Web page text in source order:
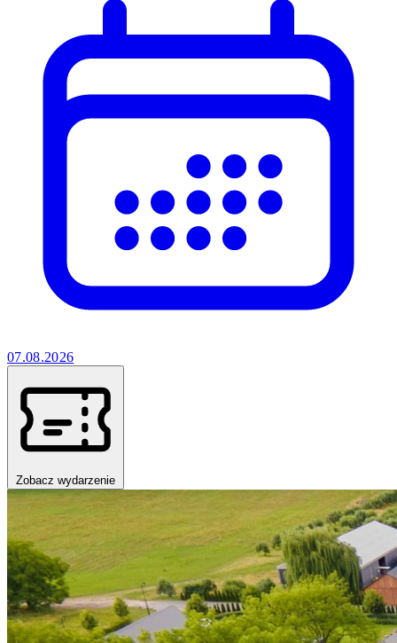
07.08.2026
Zobacz wydarzenie